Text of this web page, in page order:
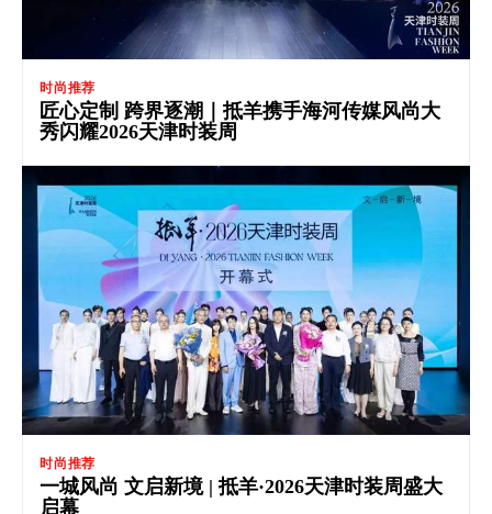
时尚推荐
匠心定制 跨界逐潮｜抵羊携手海河传媒风尚大
秀闪耀2026天津时装周
时尚推荐
一城风尚 文启新境 | 抵羊·2026天津时装周盛大
启幕